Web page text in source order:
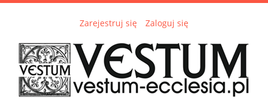
Zarejestruj się Zaloguj się